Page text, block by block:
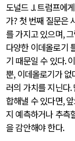
도널드J.트럼프에
가? 첫 번째 질문은
를 가지고 있으며,
다양한 이데올로기
기 때문일 수 있다.
뿐, 이데올로기가
러의 가치를 지닌다.
합해낼 수 있다면,
지 예측하거나 추측
을 감안해야 한다.